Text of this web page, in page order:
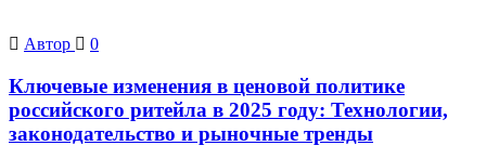
Автор 0
Ключевые изменения в ценовой политике
российского ритейла в 2025 году: Технологии,
законодательство и рыночные тренды